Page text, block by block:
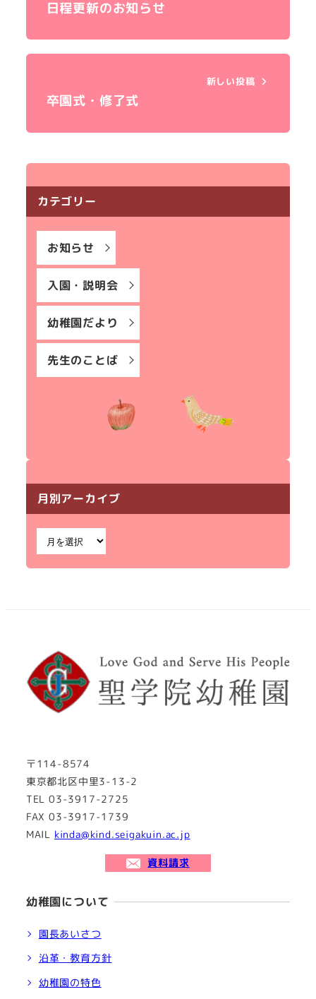
日程更新のお知らせ
新しい投稿
卒園式・修了式
カテゴリー
お知らせ
入園・説明会
幼稚園だより
先生のことば
月別アーカイブ
〒114-8574
東京都北区中里3-13-2
TEL 03-3917-2725
FAX 03-3917-1739
MAIL kinda@kind.seigakuin.ac.jp
資料請求
幼稚園について
園長あいさつ
沿革・教育方針
幼稚園の特色